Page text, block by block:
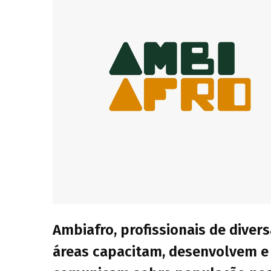
Ambiafro, profissionais de
áreas capacitam, desenvolvem e